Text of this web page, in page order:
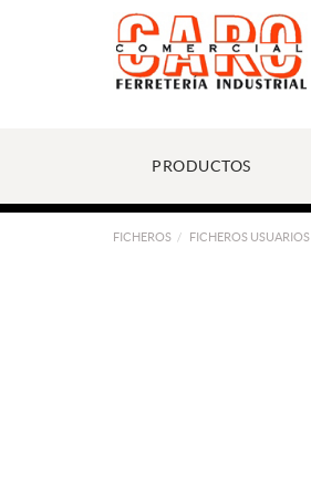
PRODUCTOS
FICHEROS FICHEROS USUARIOS